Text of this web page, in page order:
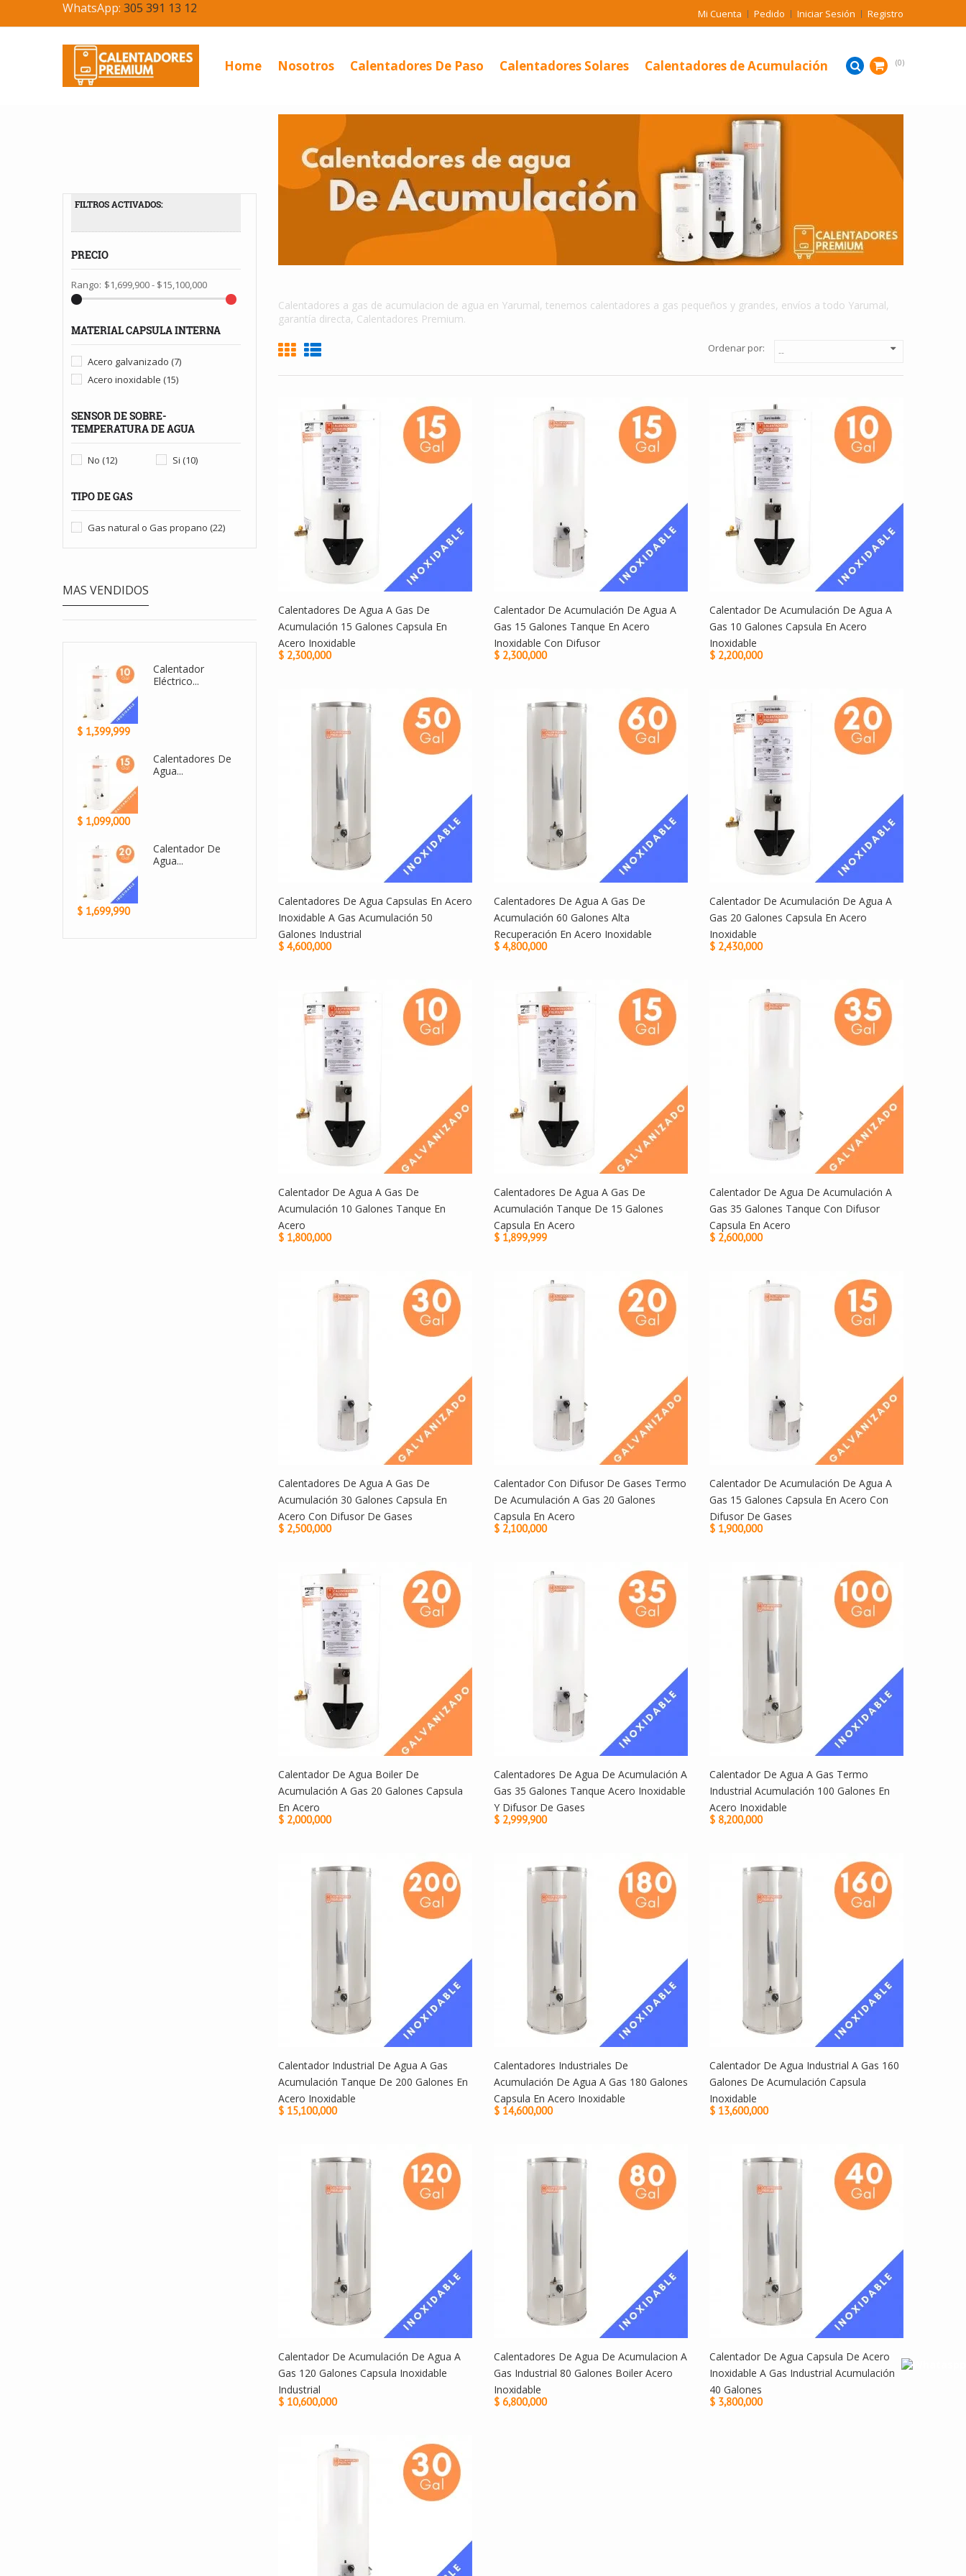
Mi Cuenta Pedido Iniciar Sesión Registro
WhatsApp: 305 391 13 12
Home Nosotros Calentadores De Paso Calentadores Solares Calentadores de Acumulación 0
FILTROS ACTIVADOS:
PRECIO
Rango: $1,699,900 - $15,100,000
MATERIAL CAPSULA INTERNA
Acero galvanizado (7)
Acero inoxidable (15)
SENSOR DE SOBRE-
TEMPERATURA DE AGUA
No (12) Si (10)
TIPO DE GAS
Gas natural o Gas propano (22)
MAS VENDIDOS
Calentador De
Calentador De...
Calentador De
Calentadores De
$ 1,399,999
Calentadores De
$ 1,099,000
Calentador De
Agua...
$ 1,699,990
Calentadores a gas de acumulacion de agua en Yarumal, tenemos calentadores a gas pequeños y grandes, envíos a todo Yarumal,
garantía directa, Calentadores Premium.
Ordenar por:
Calentadores De Agua A Gas De
Acumulación 15 Galones Capsula En
Acero Inoxidable
$ 2,300,000
Calentador De Acumulación De Agua A
Gas 15 Galones Tanque En Acero
Inoxidable Con Difusor
$ 2,300,000
Calentador De Acumulación De Agua A
Gas 10 Galones Capsula En Acero
Inoxidable
$ 2,200,000
Calentadores De Agua Capsulas En Acero
Inoxidable A Gas Acumulación 50
Galones Industrial
$ 4,600,000
Calentadores De Agua A Gas De
Acumulación 60 Galones Alta
Recuperación En Acero Inoxidable
$ 4,800,000
Calentador De Acumulación De Agua A
Gas 20 Galones Capsula En Acero
Inoxidable
$ 2,430,000
Calentador De Agua A Gas De
Acumulación 10 Galones Tanque En
Acero
$ 1,800,000
Calentadores De Agua A Gas De
Acumulación Tanque De 15 Galones
Capsula En Acero
$ 1,899,999
Calentador De Agua De Acumulación A
Gas 35 Galones Tanque Con Difusor
Capsula En Acero
$ 2,600,000
Calentadores De Agua A Gas De
Acumulación 30 Galones Capsula En
Acero Con Difusor De Gases
$ 2,500,000
Calentador Con Difusor De Gases Termo
De Acumulación A Gas 20 Galones
Capsula En Acero
$ 2,100,000
Calentador De Acumulación De Agua A
Gas 15 Galones Capsula En Acero Con
Difusor De Gases
$ 1,900,000
Calentador De Agua Boiler De
Acumulación A Gas 20 Galones Capsula
En Acero
$ 2,000,000
Calentadores De Agua De Acumulación A
Gas 35 Galones Tanque Acero Inoxidable
Y Difusor De Gases
$ 2,999,900
Calentador De Agua A Gas Termo
Industrial Acumulación 100 Galones En
Acero Inoxidable
$ 8,200,000
Calentador Industrial De Agua A Gas
Acumulación Tanque De 200 Galones En
Acero Inoxidable
$ 15,100,000
Calentadores Industriales De
Acumulación De Agua A Gas 180 Galones
Capsula En Acero Inoxidable
$ 14,600,000
Calentador De Agua Industrial A Gas 160
Galones De Acumulación Capsula
Inoxidable
$ 13,600,000
Calentador De Acumulación De Agua A
Gas 120 Galones Capsula Inoxidable
Industrial
$ 10,600,000
Calentadores De Agua De Acumulacion A
Gas Industrial 80 Galones Boiler Acero
Inoxidable
$ 6,800,000
Calentador De Agua Capsula De Acero
Inoxidable A Gas Industrial Acumulación
40 Galones
$ 3,800,000